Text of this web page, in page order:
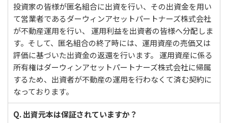
投資家の皆様が匿名組合に出資を行い、その出資金を用い
て営業者であるダーウィンアセットパートナーズ株式会社
が不動産運用を行い、 運用利益を出資者の皆様へ分配しま
す。そして、匿名組合の終了時には、運用資産の売価又は
評価に基づいた出資金の返還を行います。 運用資産に係る
所有権はダーウィンアセットパートナーズ株式会社に帰属
するため、出資者が不動産の運用を行わなくて済む契約に
なっております。
Q. 出資元本は保証されていますか？